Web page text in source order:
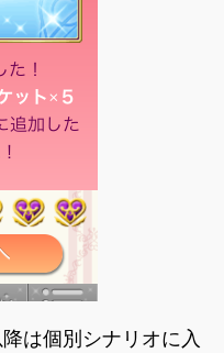
は個別シナリオに入